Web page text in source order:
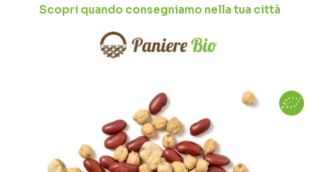
Scopri quando consegniamo nella tua città